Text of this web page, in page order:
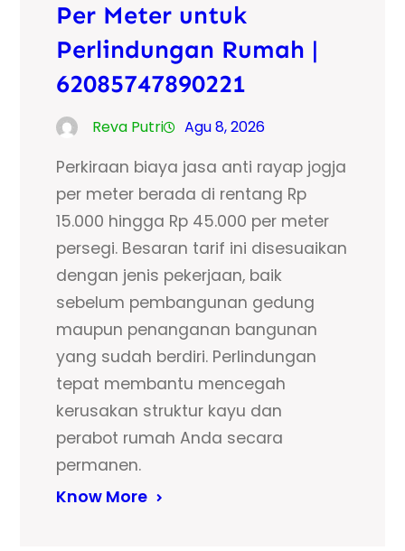
Per Meter untuk
Perlindungan Rumah |
62085747890221
Reva Putri Agu 8, 2026
Perkiraan biaya jasa anti rayap jogja
per meter berada di rentang Rp
15.000 hingga Rp 45.000 per meter
persegi. Besaran tarif ini disesuaikan
dengan jenis pekerjaan, baik
sebelum pembangunan gedung
maupun penanganan bangunan
yang sudah berdiri. Perlindungan
tepat membantu mencegah
kerusakan struktur kayu dan
perabot rumah Anda secara
permanen.
Know More